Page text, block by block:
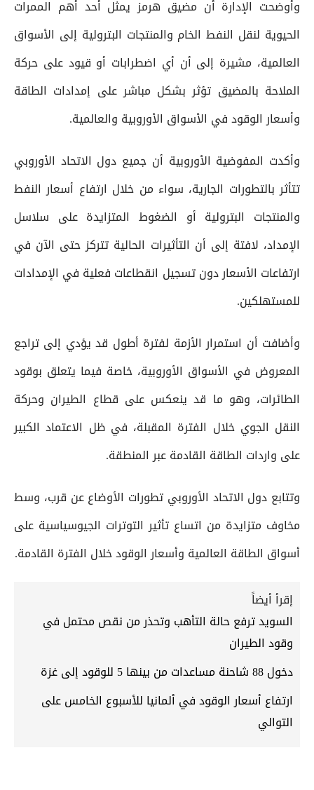
وأوضحت الإدارة أن مضيق هرمز يمثل أحد أهم الممرات
الحيوية لنقل النفط الخام والمنتجات البترولية إلى الأسواق
العالمية، مشيرة إلى أن أي اضطرابات أو قيود على حركة
الملاحة بالمضيق تؤثر بشكل مباشر على إمدادات الطاقة
وأسعار الوقود في الأسواق الأوروبية والعالمية.
وأكدت المفوضية الأوروبية أن جميع دول الاتحاد الأوروبي
تتأثر بالتطورات الجارية، سواء من خلال ارتفاع أسعار النفط
والمنتجات البترولية أو الضغوط المتزايدة على سلاسل
الإمداد، لافتة إلى أن التأثيرات الحالية تتركز حتى الآن في
ارتفاعات الأسعار دون تسجيل انقطاعات فعلية في الإمدادات
للمستهلكين.
وأضافت أن استمرار الأزمة لفترة أطول قد يؤدي إلى تراجع
المعروض في الأسواق الأوروبية، خاصة فيما يتعلق بوقود
الطائرات، وهو ما قد ينعكس على قطاع الطيران وحركة
النقل الجوي خلال الفترة المقبلة، في ظل الاعتماد الكبير
على واردات الطاقة القادمة عبر المنطقة.
وتتابع دول الاتحاد الأوروبي تطورات الأوضاع عن قرب، وسط
مخاوف متزايدة من اتساع تأثير التوترات الجيوسياسية على
أسواق الطاقة العالمية وأسعار الوقود خلال الفترة القادمة.
إقرأ أيضاً
السويد ترفع حالة التأهب وتحذر من نقص محتمل في
وقود الطيران
دخول 88 شاحنة مساعدات من بينها 5 للوقود إلى غزة
ارتفاع أسعار الوقود في ألمانيا للأسبوع الخامس على
التوالي